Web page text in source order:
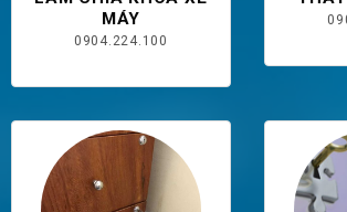
MÁY
0904.224.100